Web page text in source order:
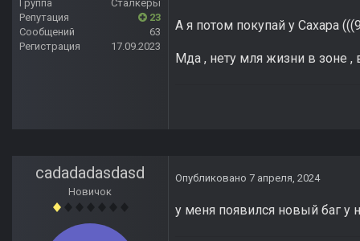
Группа
Сталкеры
Репутация
23
Сообщений
63
Регистрация
17.09.2023
А я потом покупай у Сахара
Мда , нету мля жизни в зоне ,
cadadadasdasd
Новичок
Опубликовано 7 апреля, 2024
у меня появился новый баг у